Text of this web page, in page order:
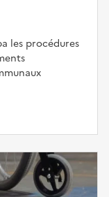
les procédures